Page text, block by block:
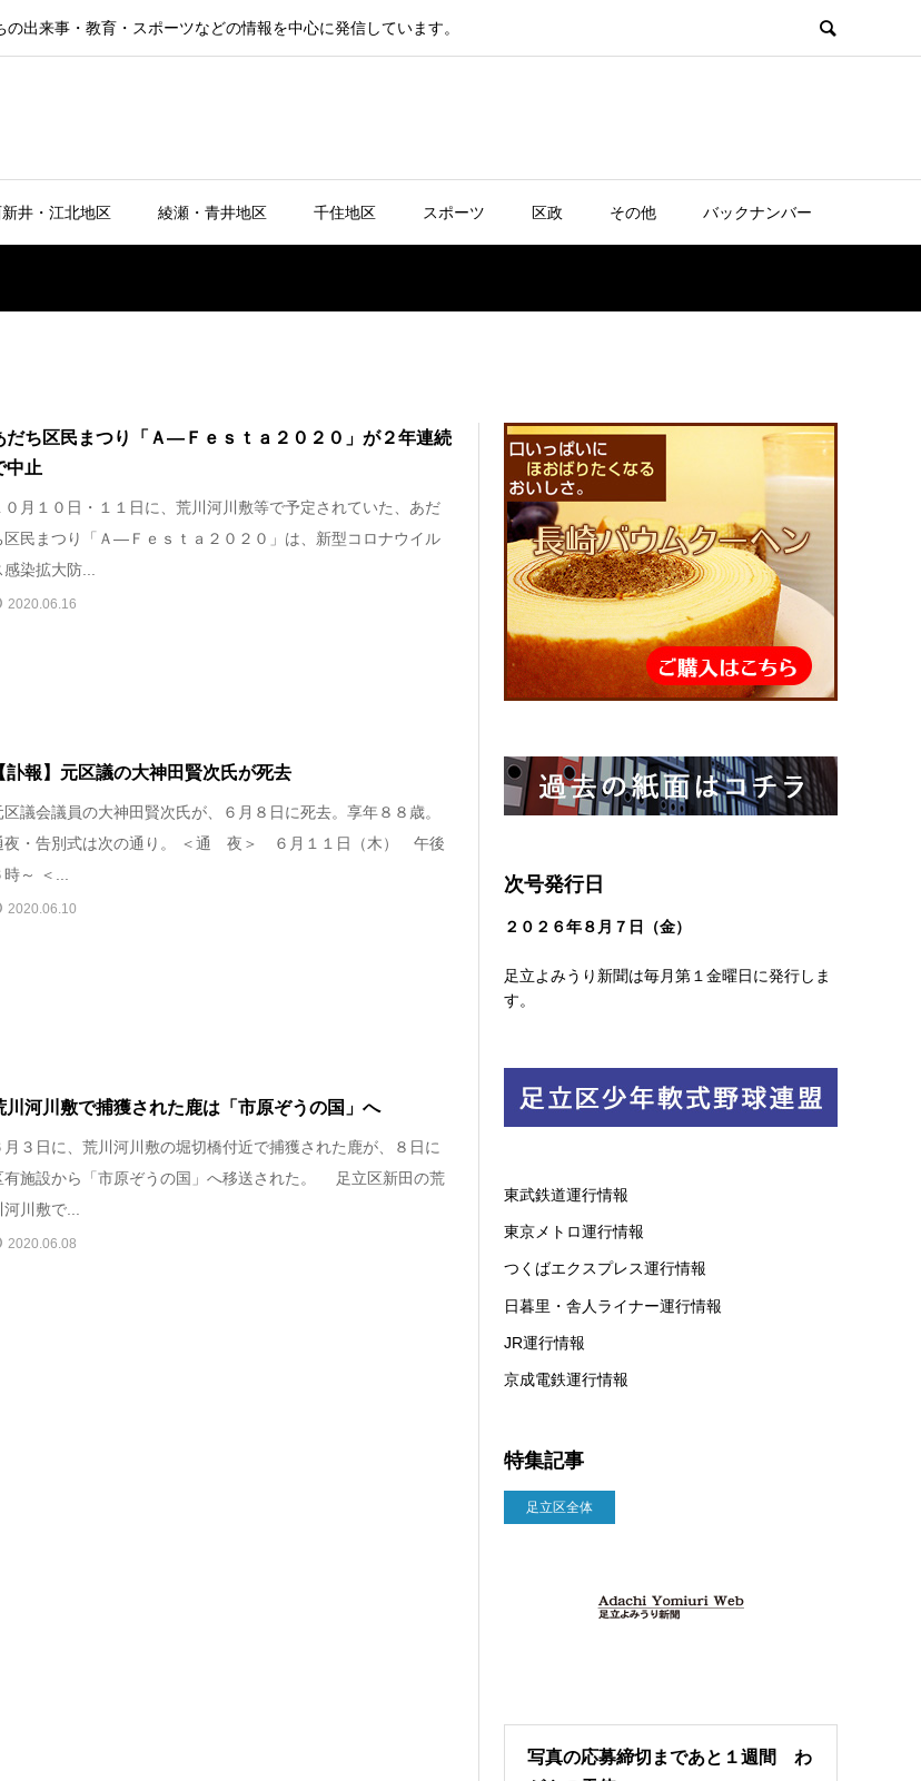
出来事・教育・スポーツなどの情報を中心に発信しています。
井・江北地区 綾瀬・青井地区 千住地区 スポーツ 区政 その他 バックナンバー
だち区民まつり「Ａ―Ｆｅｓｔａ２０２０」が２年連続
中止
０月１０日・１１日に、荒川河川敷等で予定されていた、あだ
区民まつり「Ａ―Ｆｅｓｔａ２０２０」は、新型コロナウイル
感染拡大防...
2020.06.16
訃報】元区議の大神田賢次氏が死去
区議会議員の大神田賢次氏が、６月８日に死去。享年８８歳。
夜・告別式は次の通り。 ＜通 夜＞ ６月１１日（木） 午後
時～ ＜...
2020.06.10
川河川敷で捕獲された鹿は「市原ぞうの国」へ
月３日に、荒川河川敷の堀切橋付近で捕獲された鹿が、８日に
有施設から「市原ぞうの国」へ移送された。 足立区新田の荒
河川敷で...
2020.06.08
次号発行日
２０２６年８ 月７日（金）
足立よみうり新聞は毎月第１金曜日に発行しま
す。
東武鉄道運行情報
東京メトロ運行情報
つくばエクスプレス運行情報
日暮里・舎人ライナー運行情報
JR運行情報
京成電鉄運行情報
特集記事
足立区全体
写真の応募締切まであと１週間 わ